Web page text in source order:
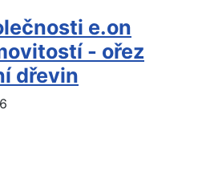
e.on
- ořez
dřevin